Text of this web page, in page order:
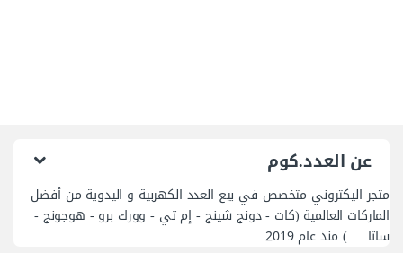
عن العدد.كوم
متجر اليكتروني متخصص في بيع العدد الكهربية و اليدوية من أفضل
الماركات العالمية (كات - دونج شينج - إم تي - وورك برو - هوجونج -
ساتا ….) منذ عام 2019